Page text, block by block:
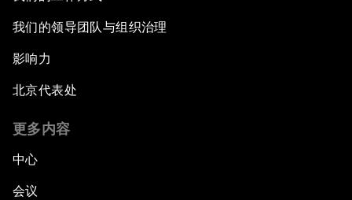
我们的领导团队与组织治理
影响力
北京代表处
更多内容
中心
会议